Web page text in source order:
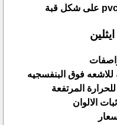
للاشعه فوق البنفسجيه
المرتفعة
الالوان